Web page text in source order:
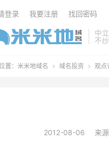
中
不
登录 我要注册 找回密码
置： 米米地域名  域名投资  观点
2012-08-06 来